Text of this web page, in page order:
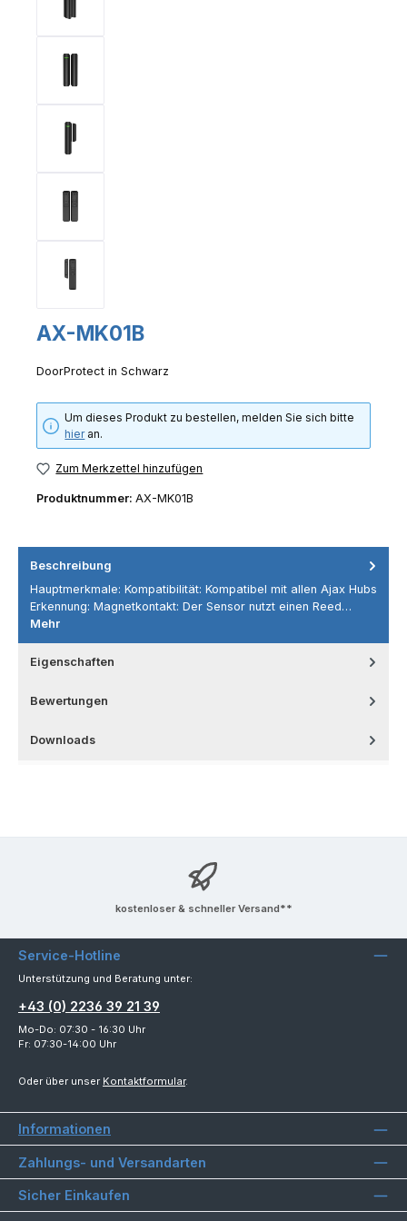
AX-MK01B
DoorProtect in Schwarz
Um dieses Produkt zu bestellen, melden Sie sich bitte
hieran.
Zum Merkzettel hinzufügen
Produktnummer: AX-MK01B
Beschreibung
Hauptmerkmale: Kompatibilität: Kompatibel mit allen Ajax Hubs
Erkennung: Magnetkontakt: Der Sensor nutzt einen Reed…
Mehr
Eigenschaften
Bewertungen
Downloads
kostenloser & schneller Versand**
Service-Hotline
Unterstützung und Beratung unter:
+43 (0) 2236 39 21 39
Mo-Do: 07:30 - 16:30 Uhr
Fr: 07:30-14:00 Uhr
Oder über unser Kontaktformular.
Informationen
Zahlungs- und Versandarten
Sicher Einkaufen